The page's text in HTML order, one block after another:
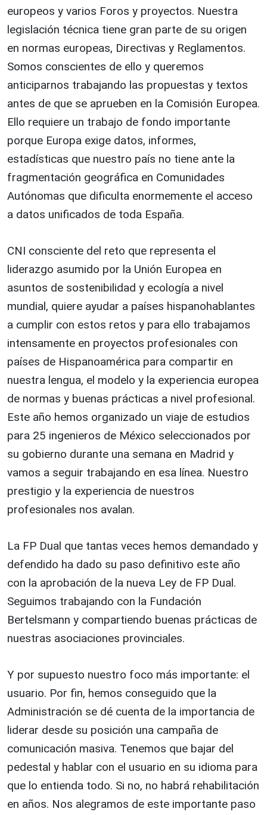
europeos y varios Foros y proyectos. Nuestra
legislación técnica tiene gran parte de su origen
en normas europeas, Directivas y Reglamentos.
Somos conscientes de ello y queremos
anticiparnos trabajando las propuestas y textos
antes de que se aprueben en la Comisión Europea.
Ello requiere un trabajo de fondo importante
porque Europa exige datos, informes,
estadísticas que nuestro país no tiene ante la
fragmentación geográfica en Comunidades
Autónomas que dificulta enormemente el acceso
a datos unificados de toda España.
CNI consciente del reto que representa el
liderazgo asumido por la Unión Europea en
asuntos de sostenibilidad y ecología a nivel
mundial, quiere ayudar a países hispanohablantes
a cumplir con estos retos y para ello trabajamos
intensamente en proyectos profesionales con
países de Hispanoamérica para compartir en
nuestra lengua, el modelo y la experiencia europea
de normas y buenas prácticas a nivel profesional.
Este año hemos organizado un viaje de estudios
para 25 ingenieros de México seleccionados por
su gobierno durante una semana en Madrid y
vamos a seguir trabajando en esa línea. Nuestro
prestigio y la experiencia de nuestros
profesionales nos avalan.
La FP Dual que tantas veces hemos demandado y
defendido ha dado su paso definitivo este año
con la aprobación de la nueva Ley de FP Dual.
Seguimos trabajando con la Fundación
Bertelsmann y compartiendo buenas prácticas de
nuestras asociaciones provinciales.
Y por supuesto nuestro foco más importante: el
usuario. Por fin, hemos conseguido que la
Administración se dé cuenta de la importancia de
liderar desde su posición una campaña de
comunicación masiva. Tenemos que bajar del
pedestal y hablar con el usuario en su idioma para
que lo entienda todo. Si no, no habrá rehabilitación
en años. Nos alegramos de este importante paso